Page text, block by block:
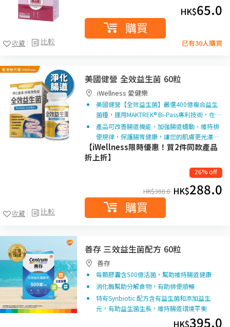
比較
收藏
HK$65.0
購買
已有30人購買
比較
收藏
美國健營 全效益生菌 60粒
iWellness 愛健樂
美國健營【全效益生菌】嚴選400億複合益生
菌種，運用MAKTREK® Bi-Pass專利技術，在…
產品可改善腸道機能、加強腸道蠕動、維持排
便規律，保護腸胃健康，讓您的肌膚更光澤…
【iWellness限時優惠！買2件同款產品
折上折】
26% off
HK$388.0 HK$288.0
購買
善存 三效益生菌配方 60粒
善存
每顆膠囊含500億活菌，幫助維持腸道健康
消化酶幫助分解食物，有助排便順暢
特有Synbiotic 配方含有益生菌和添加益生
元，有助益生菌生長，維持腸道環境平衡
HK$395.0